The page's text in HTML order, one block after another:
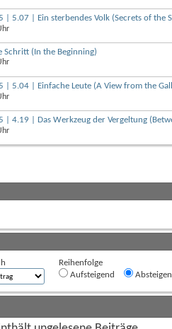
| 5.07 | Ein sterbendes Volk (Secrets of the
Schritt (In the Beginning)
| 5.04 | Einfache Leute (A View from the
| 4.19 | Das Werkzeug der Vergeltung
Reihenfolge
Aufsteigend